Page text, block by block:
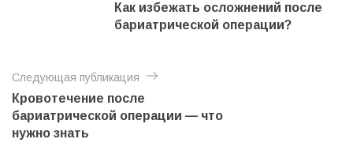
г
а
ц
и
Как избежать осложнений после
бариатрической операции?
Следующая публикация
Кровотечение после
бариатрической операции — что
нужно знать